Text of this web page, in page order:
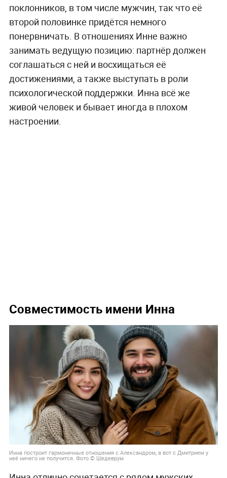
поклонников, в том числе мужчин, так что её
второй половинке придётся немного
понервничать. В отношениях Инне важно
занимать ведущую позицию: партнёр должен
соглашаться с ней и восхищаться её
достижениями, а также выступать в роли
психологической поддержки. Инна всё же
живой человек и бывает иногда в плохом
настроении.
Совместимость имени Инна
Инна построит гармоничные отношения с Александром, а вот с Дмитрием у
неё ничего не получится. Фото © Шедеврум